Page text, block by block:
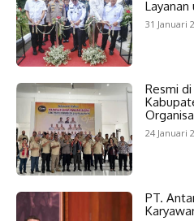
31 Januari
Resmi
24 Januari
PT.